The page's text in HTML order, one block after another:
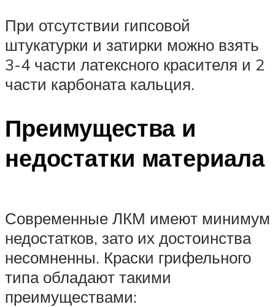
При отсутствии гипсовой
штукатурки и затирки можно взять
3-4 части латексного красителя и 2
части карбоната кальция.
Преимущества и
недостатки материала
Современные ЛКМ имеют минимум
недостатков, зато их достоинства
несомненны. Краски грифельного
типа обладают такими
преимуществами: